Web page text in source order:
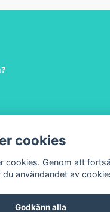
cookies
cookies. Genom att
du användandet av
Godkänn alla